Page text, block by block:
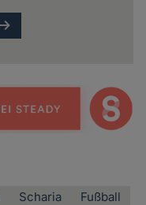
Scharia
Fußball